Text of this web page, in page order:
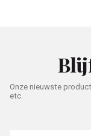
Onze nieuwste
etc.